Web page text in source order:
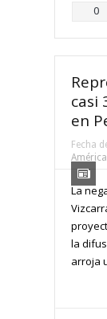
0
casi
en
Fecha
La
la
arroja